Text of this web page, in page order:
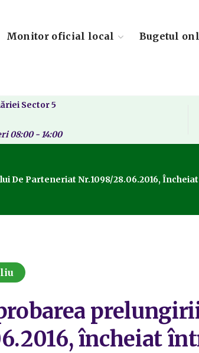
Monitor oficial local Bugetul
Sector 5
08:00 - 14:00
De Parteneriat Nr.1098/28.06.2016,
încheiat